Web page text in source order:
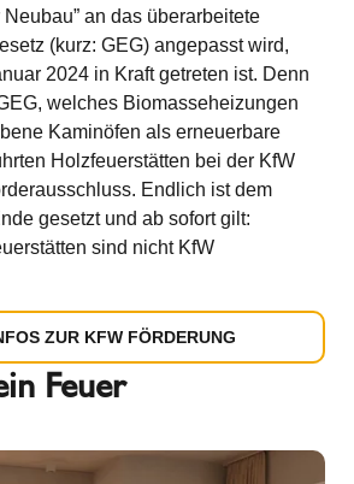
an das überarbeitete
(kurz: GEG) angepasst wird,
2024 in Kraft getreten ist. Denn
welches Biomasseheizungen
Kaminöfen als erneuerbare
Holzfeuerstätten bei der KfW
Endlich ist dem
gesetzt und ab sofort gilt:
sind nicht KfW
ZUR KFW FÖRDERUNG
Feuer